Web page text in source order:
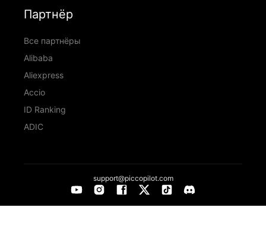
Партнёр
Все партнёры
Alibaba
Aliexpress
Accio
ID Ranking
ADIC
support@piccopilot.com